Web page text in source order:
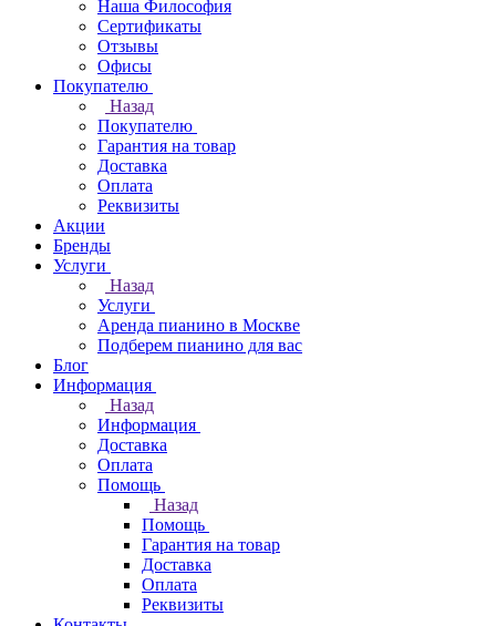
Наша Философия
Сертификаты
Отзывы
Офисы
Покупателю
Назад
Покупателю
Гарантия на товар
Доставка
Оплата
Реквизиты
Акции
Бренды
Услуги
Назад
Услуги
Аренда пианино в Москве
Подберем пианино для вас
Блог
Информация
Назад
Информация
Доставка
Оплата
Помощь
Назад
Помощь
Гарантия на товар
Доставка
Оплата
Реквизиты